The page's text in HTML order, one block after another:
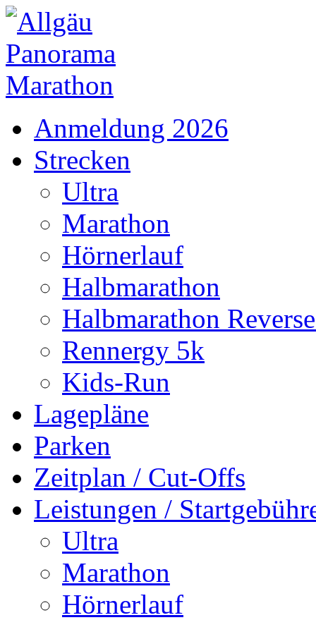
Anmeldung 2026
Strecken
Ultra
Marathon
Hörnerlauf
Halbmarathon
Halbmarathon
Rennergy 5k
Kids-Run
Lagepläne
Parken
Zeitplan / Cut-Offs
Leistungen /
Ultra
Marathon
Hörnerlauf